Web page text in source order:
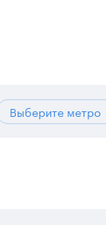
Выберите метро